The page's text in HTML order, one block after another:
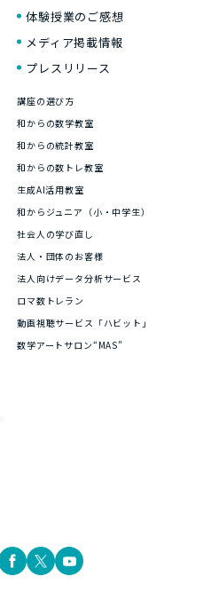
体験授業のご感想
メディア掲載情報
プレスリリース
講座の選び方
和からの数学教室
和からの統計教室
和からの数トレ教室
生成AI活用教室
和からジュニア（小・中学生）
社会人の学び直し
法人・団体のお客様
法人向けデータ分析サービス
ロマ数トレラン
動画視聴サービス「ハビット」
数学アートサロン“MAS”